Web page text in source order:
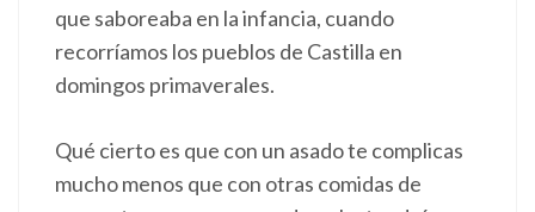
que saboreaba en la infancia, cuando
recorríamos los pueblos de Castilla en
domingos primaverales.
Qué cierto es que con un asado te complicas
mucho menos que con otras comidas de